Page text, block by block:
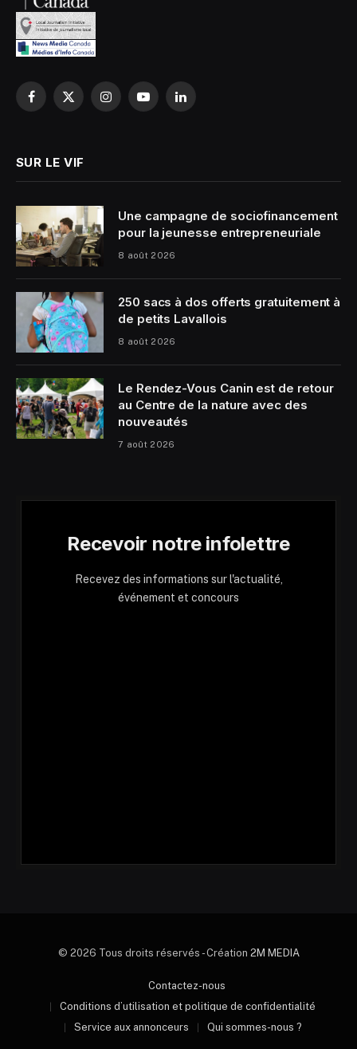
Facebook
X
InstagramYouTubeLinkedIn
SUR LE VIF
Une campagne de sociofinancement
pour la jeunesse entrepreneuriale
8 août 2026
250 sacs à dos offerts gratuitement à
de petits Lavallois
8 août 2026
Le Rendez-Vous Canin est de retour
au Centre de la nature avec des
nouveautés
7 août 2026
Recevoir notre infolettre
Recevez des informations sur l'actualité,
événement et concours
© 2026 Tous droits réservés - Création 2M MEDIA
Contactez-nous
Conditions d’utilisation et politique de confidentialité
Service aux annonceurs
Qui sommes-nous ?